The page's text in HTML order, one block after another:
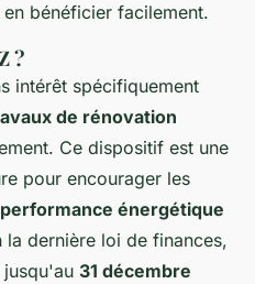
bénéficier facilement.
?
intérêt spécifiquement
de rénovation
Ce dispositif est une
pour encourager les
performance énergétique
la dernière loi de finances,
31 décembre